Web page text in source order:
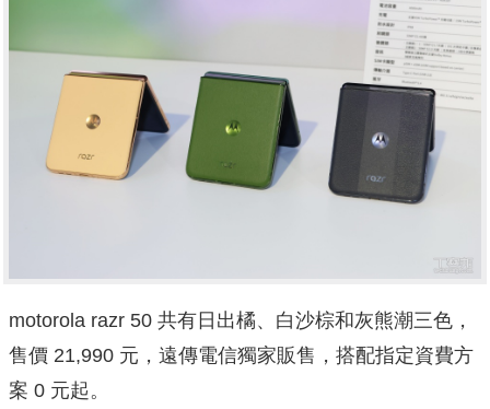
motorola razr 50 共有日出橘、白沙棕和灰熊潮三色，
售價 21,990 元，遠傳電信獨家販售，搭配指定資費方
案 0 元起。